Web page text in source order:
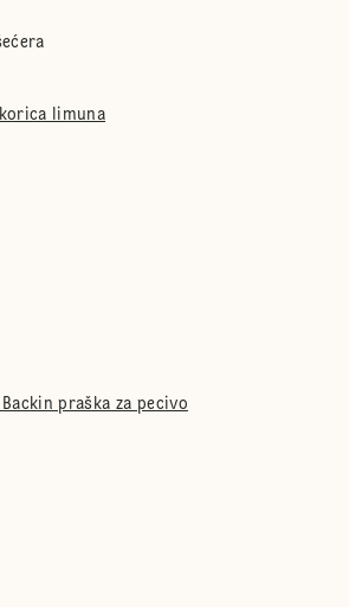
limuna
praška za pecivo